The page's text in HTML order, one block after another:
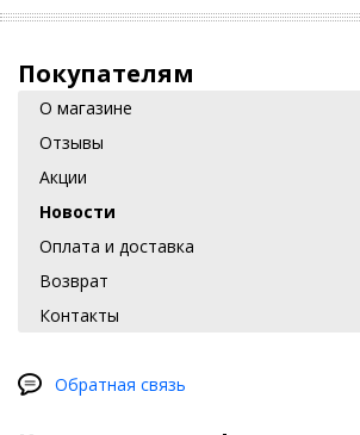
Покупателям
О магазине
Отзывы
Акции
Новости
Оплата и доставка
Возврат
Контакты
Обратная связь